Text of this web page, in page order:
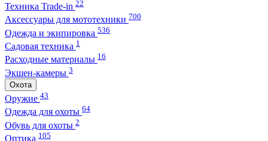
Техника Trade-in 22
Аксессуары для мототехники 700
Одежда и экипировка 536
Садовая техника 1
Расходные материалы 16
Экшен-камеры 3
Охота
Оружие 43
Одежда для охоты 64
Обувь для охоты 2
Оптика 105